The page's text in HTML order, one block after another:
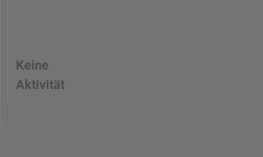
Keine
Aktivität